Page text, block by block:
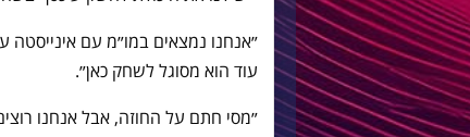
״אנחנו נמצאים במו״מ עם אינייסטה
עוד הוא מסוגל לשחק כאן״.
״מסי חתם על החוזה, אבל אנחנו